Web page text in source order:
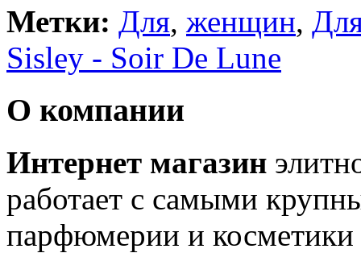
Метки: Для, женщин,
Sisley - Soir De Lune
О компании
Интернет магазин
работает с самыми
парфюмерии и